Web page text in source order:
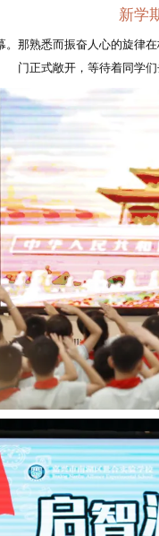
新学
那熟悉而振奋人心的旋
门正式敞开，等待着同学